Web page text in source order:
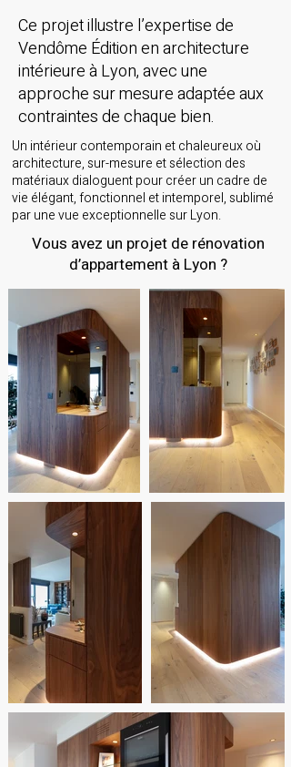
Ce projet illustre l’expertise de
Vendôme Édition en architecture
intérieure à Lyon, avec une
approche sur mesure adaptée aux
contraintes de chaque bien.
Un intérieur contemporain et chaleureux où
architecture, sur-mesure et sélection des
matériaux dialoguent pour créer un cadre de
vie élégant, fonctionnel et intemporel, sublimé
par une vue exceptionnelle sur Lyon.
Vous avez un projet de rénovation
d’appartement à Lyon ?